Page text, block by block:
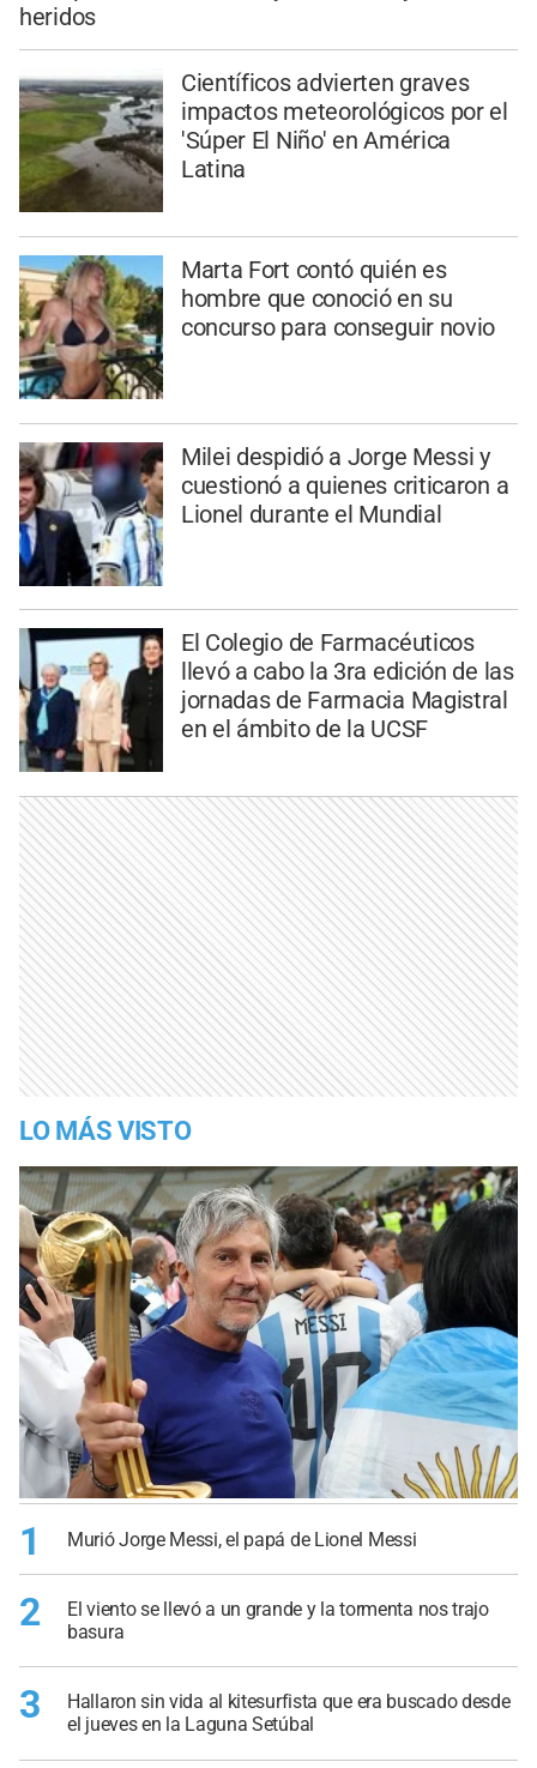
heridos
Científicos advierten graves
impactos meteorológicos por el
'Súper El Niño' en América
Latina
Marta Fort contó quién es
hombre que conoció en su
concurso para conseguir novio
Milei despidió a Jorge Messi y
cuestionó a quienes criticaron a
Lionel durante el Mundial
El Colegio de Farmacéuticos
llevó a cabo la 3ra edición de las
jornadas de Farmacia Magistral
en el ámbito de la UCSF
LO MÁS VISTO
1 Murió Jorge Messi, el papá de Lionel Messi
2
El viento se llevó a un grande y la tormenta nos trajo
basura
3
Hallaron sin vida al kitesurfista que era buscado desde
el jueves en la Laguna Setúbal